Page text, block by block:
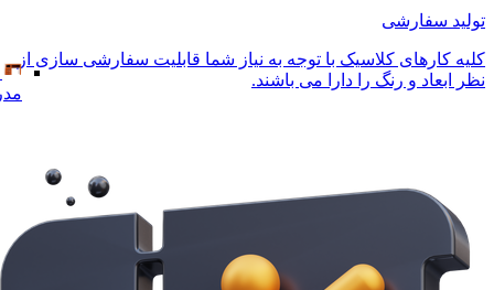
تولید سفارشی
کلیه کارهای کلاسیک با توجه به نیاز شما قابلیت سفارشی سازی از
نظر ابعاد و رنگ را دارا می باشند.